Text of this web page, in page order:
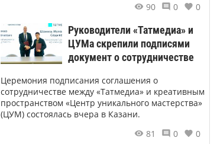
90
0 0
Руководители «Татмедиа» и
ЦУМа скрепили подписями
документ о сотрудничестве
Церемония подписания соглашения о
сотрудничестве между «Татмедиа» и креативным
пространством «Центр уникального мастерства»
(ЦУМ) состоялась вчера в Казани.
81
0 0